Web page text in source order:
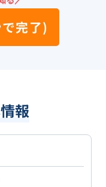
完了)
報